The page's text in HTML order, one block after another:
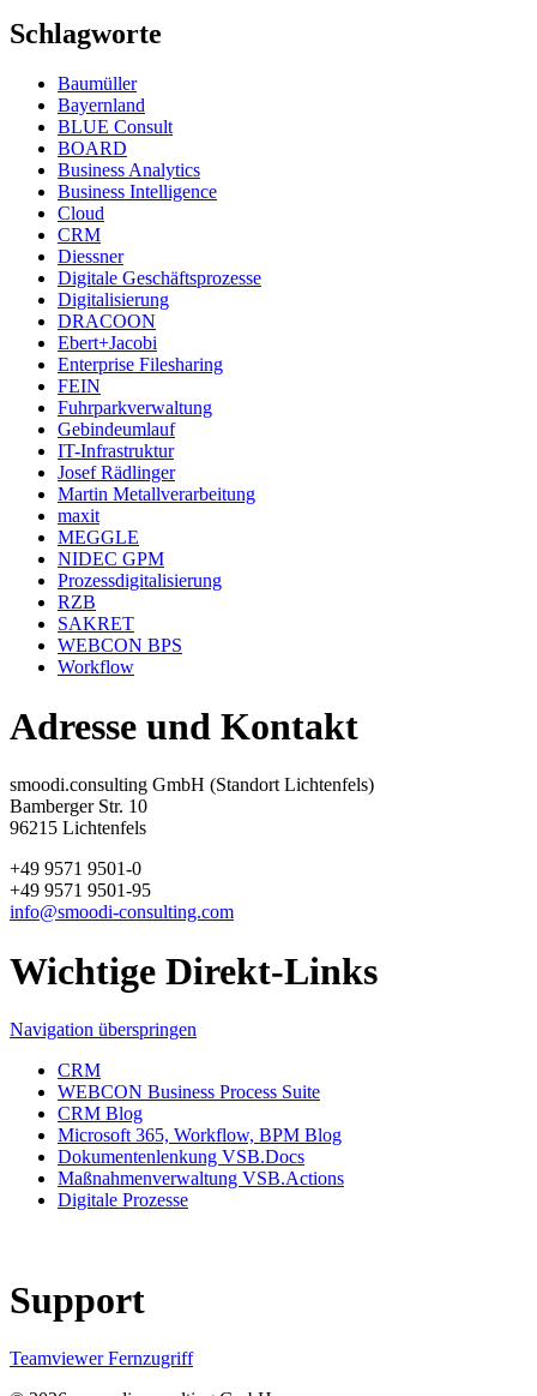
Schlagworte
Baumüller
Bayernland
BLUE Consult
BOARD
Business Analytics
Business Intelligence
Cloud
CRM
Diessner
Digitale Geschäftsprozesse
Digitalisierung
DRACOON
Ebert+Jacobi
Enterprise Filesharing
FEIN
Fuhrparkverwaltung
Gebindeumlauf
IT-Infrastruktur
Josef Rädlinger
Martin Metallverarbeitung
maxit
MEGGLE
NIDEC GPM
Prozessdigitalisierung
RZB
SAKRET
WEBCON BPS
Workflow
Adresse und Kontakt
smoodi.consulting GmbH (Standort Lichtenfels)
Bamberger Str. 10
96215 Lichtenfels
+49 9571 9501-0
+49 9571 9501-95
info@smoodi-consulting.com
Wichtige Direkt-Links
Navigation überspringen
CRM
WEBCON Business Process Suite
CRM Blog
Microsoft 365, Workflow, BPM Blog
Dokumentenlenkung VSB.Docs
Maßnahmenverwaltung VSB.Actions
Digitale Prozesse
Support
Teamviewer Fernzugriff